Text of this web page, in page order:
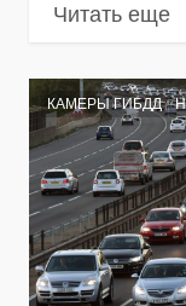
Читать еще
КАМЕРЫ ГИБДД